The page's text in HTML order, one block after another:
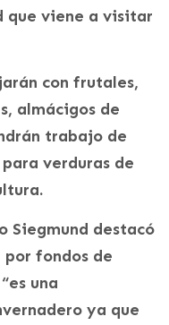
que viene a visitar
con frutales,
almácigos de
trabajo de
verduras de
Siegmund destacó
fondos de
una
ya que